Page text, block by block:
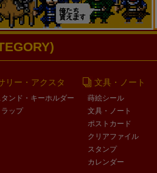
リー・アクスタ
ンド・キーホルダー
ップ
文具・ノート
蒔絵シール
文具・ノート
ポストカード
クリアファイル
スタンプ
カレンダー